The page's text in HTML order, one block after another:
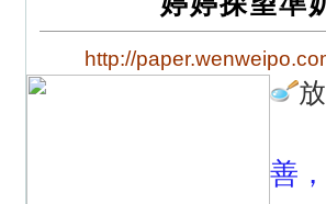
http://
善